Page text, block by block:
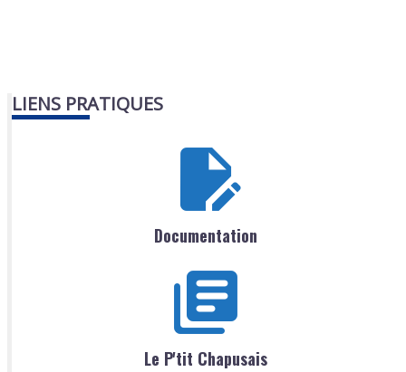
LIENS PRATIQUES
Documentation
Le P'tit Chapusais